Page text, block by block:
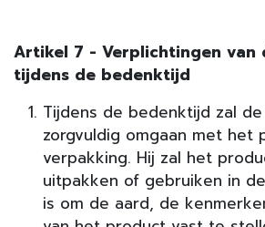
Artikel 7 - Verplichtingen van
tijdens de bedenktijd
Tijdens de bedenktijd zal
zorgvuldig omgaan met het
verpakking. Hij zal het
uitpakken of gebruiken in
is om de aard, de